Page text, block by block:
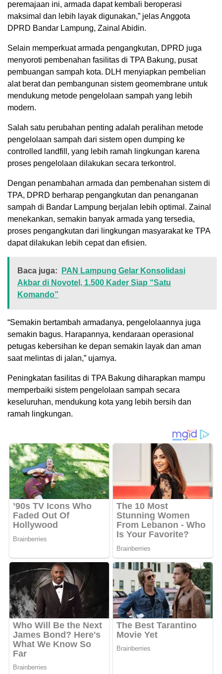
peremajaan ini, armada dapat kembali beroperasi
maksimal dan lebih layak digunakan,” jelas Anggota
DPRD Bandar Lampung, Zainal Abidin.
Selain memperkuat armada pengangkutan, DPRD juga
menyoroti pembenahan fasilitas di TPA Bakung, pusat
pembuangan sampah kota. DLH menyiapkan pembelian
alat berat dan pembangunan sistem geomembrane untuk
mendukung metode pengelolaan sampah yang lebih
modern.
Salah satu perubahan penting adalah peralihan metode
pengelolaan sampah dari sistem open dumping ke
controlled landfill, yang lebih ramah lingkungan karena
proses pengelolaan dilakukan secara terkontrol.
Dengan penambahan armada dan pembenahan sistem di
TPA, DPRD berharap pengangkutan dan penanganan
sampah di Bandar Lampung berjalan lebih optimal. Zainal
menekankan, semakin banyak armada yang tersedia,
proses pengangkutan dari lingkungan masyarakat ke TPA
dapat dilakukan lebih cepat dan efisien.
Baca juga:
PAN Lampung Gelar Konsolidasi
Akbar di Novotel, 1.500 Kader Siap “Satu
Komando”
“Semakin bertambah armadanya, pengelolaannya juga
semakin bagus. Harapannya, kendaraan operasional
petugas kebersihan ke depan semakin layak dan aman
saat melintas di jalan,” ujarnya.
Peningkatan fasilitas di TPA Bakung diharapkan mampu
memperbaiki sistem pengelolaan sampah secara
keseluruhan, mendukung kota yang lebih bersih dan
ramah lingkungan.